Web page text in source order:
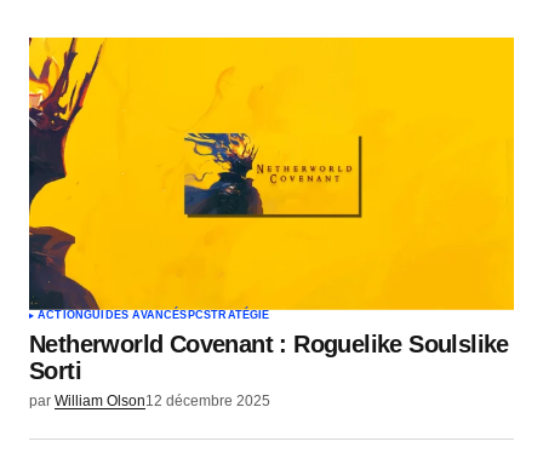
ACTIONGUIDES AVANCÉS PCSTRATÉGIE
Netherworld Covenant : Roguelike Soulslike
Sorti
par William Olson12 décembre 2025